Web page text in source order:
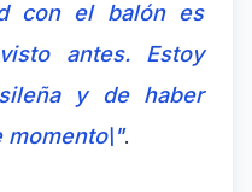
con el balón es
antes. Estoy
y de haber
momento\".